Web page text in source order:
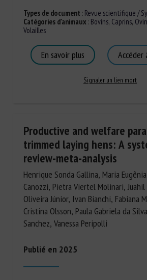
Types de document : Revue scientifique /
Catégories d'animaux : Bovins, Caprins,
Volailles
En savoir plus Accéder
Signaler un lien mort
Productive and welfare
trimmed laying hens: A
review-meta-analysis
Henrique Sonda Gallina, Maria
Canozzi, Pietra Viertel Molinari,
Oliveira Júnior, Ivan Bianchi, Fabiana
Cristina Olsson, Paula Gabriela da
Sanchez, Vanessa Peripolli
Publié en 2025